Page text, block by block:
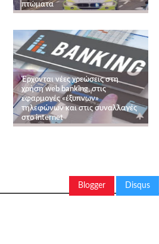
πτώματα
Έρχονται νέες χρεώσεις στη
χρήση web banking, στις
εφαρμογές «έξυπνων»
τηλεφώνων και στις συναλλαγές
στο internet
Blogger Disqus